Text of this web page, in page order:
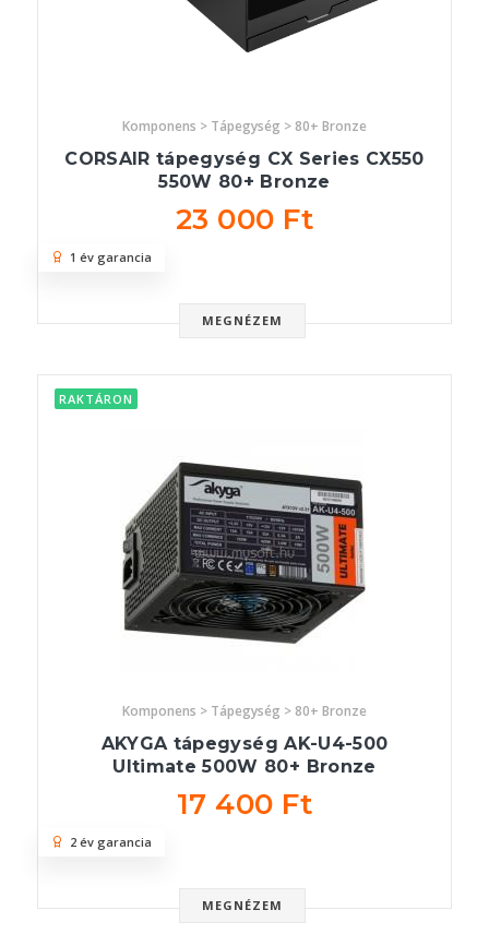
Komponens > Tápegység > 80+ Bronze
CORSAIR tápegység CX Series CX550
550W 80+ Bronze
23 000 Ft
MEGNÉZEM
1 év garancia
RAKTÁRON
Komponens > Tápegység > 80+ Bronze
AKYGA tápegység AK-U4-500
Ultimate 500W 80+ Bronze
17 400 Ft
MEGNÉZEM
2 év garancia